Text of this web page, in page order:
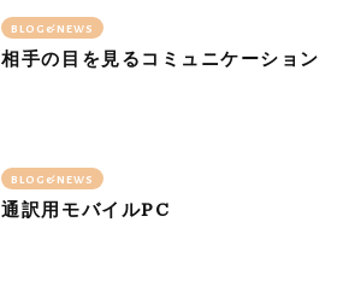
BLOG&NEWS
相手の目を見るコミュニケーション
BLOG&NEWS
通訳用モバイルPC